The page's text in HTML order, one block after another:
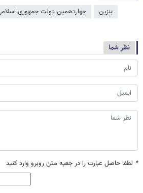
بنزین چهاردهمین دولت جمهوری
نظر شما
* لطفا حاصل عبارت را در جعبه متن روبرو وارد کنید